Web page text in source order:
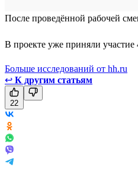
После проведённой рабочей
В проекте уже приняли
Больше исследований от hh.ru
↩ К другим статьям
22